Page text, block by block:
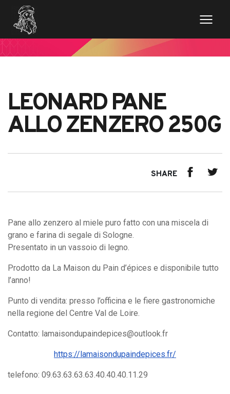
LEONARD PANE
ALLO ZENZERO 250G
SHARE
Pane allo zenzero al miele puro fatto con una miscela di
grano e farina di segale di Sologne.
Presentato in un vassoio di legno.
Prodotto da La Maison du Pain d’épices e disponibile tutto
l’anno!
Punto di vendita: presso l’officina e le fiere gastronomiche
nella regione del Centre Val de Loire.
Contatto: lamaisondupaindepices@outlook.fr
https://lamaisondupaindepices.fr/
telefono: 09.63.63.63.63.40.40.40.11.29